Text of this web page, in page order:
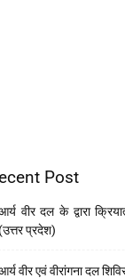
Post
वीर दल के द्वारा
प्रदेश)
वीर एवं वीरांगना दल शिविर